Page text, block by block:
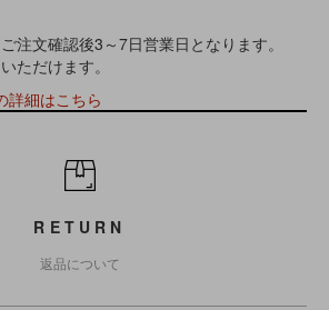
注文確認後3～7日営業日となります。
ただけます。
詳細はこちら
RETURN
返品について